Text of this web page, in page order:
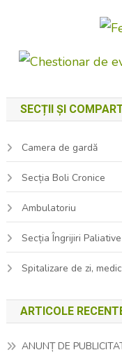
SECȚII ȘI
Camera de gardă
Secția Boli Cronice
Ambulatoriu
Secția Îngrijiri Paliative
Spitalizare de zi,
ARTICOLE
ANUNȚ DE